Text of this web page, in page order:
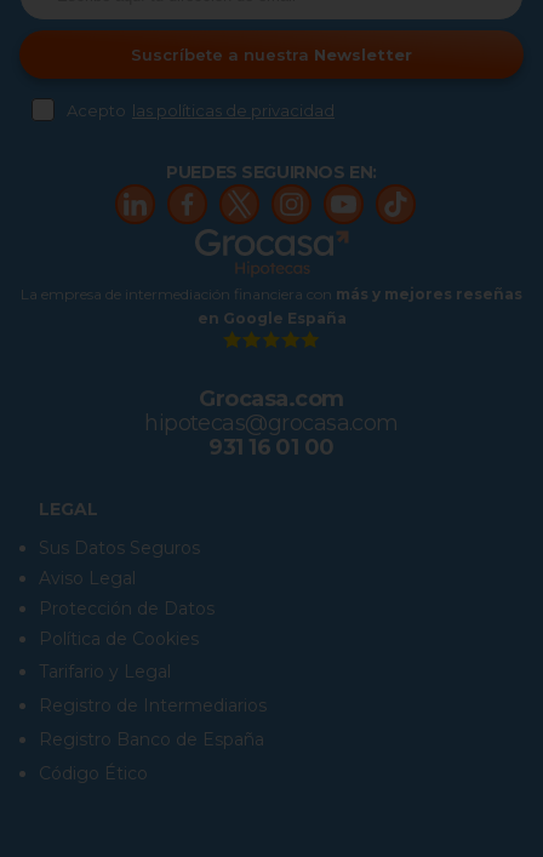
Suscríbete a nuestra Newsletter
Acepto las políticas de privacidad
LEGAL
Sus Datos Seguros
Aviso Legal
Protección de Datos
Política de Cookies
Tarifario y Legal
Registro de Intermediarios
Registro Banco de España
Código Ético
PUEDES SEGUIRNOS EN:
La empresa de intermediación financiera con más y mejores reseñas
en Google España
Grocasa.com
hipotecas@grocasa.com
931 16 01 00